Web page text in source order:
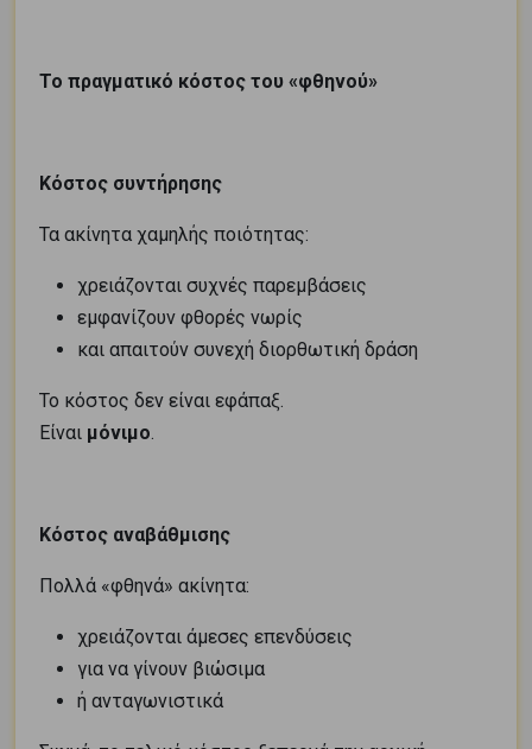
Το πραγματικό κόστος του «φθηνού»
Κόστος συντήρησης
Τα ακίνητα χαμηλής ποιότητας:
χρειάζονται συχνές παρεμβάσεις
εμφανίζουν φθορές νωρίς
και απαιτούν συνεχή διορθωτική δράση
Το κόστος δεν είναι εφάπαξ.
Είναι μόνιμο.
Κόστος αναβάθμισης
Πολλά «φθηνά» ακίνητα:
χρειάζονται άμεσες επενδύσεις
για να γίνουν βιώσιμα
ή ανταγωνιστικά